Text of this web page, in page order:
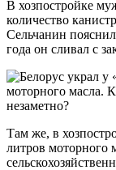
В хозпостройке
количество
Сельчанин
года он сливал с
Там же, в
литров моторного